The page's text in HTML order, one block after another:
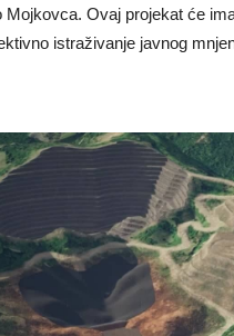
Mojkovca. Ovaj projekat će
istraživanje javnog